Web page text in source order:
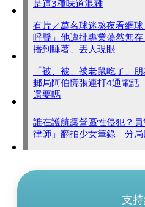
是這3種味道混雜
有片／萬名球迷熬夜看網
呼聲」他遭批專業蕩然無
播到睡著、丟人現眼
「被、被、被老鼠吃了」
郵局阿伯慌張連打4通電話
還要嗎
誰在護航露營區性侵犯？
律師」翻拍少女筆錄 分局
支